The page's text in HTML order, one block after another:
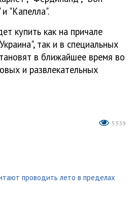
"Капелла".
купить как на причале
так и в специальных
в ближайшее время во
и развлекательных
5339
проводить лето в пределах